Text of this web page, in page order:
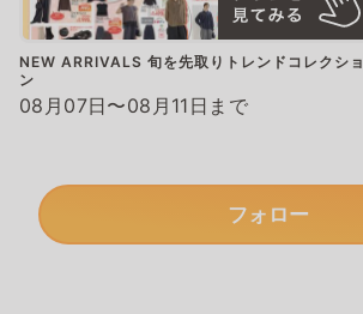
NEW ARRIVALS 旬を先取りトレンドコレクショ
ン
08月07日〜08月11日まで
フォロー